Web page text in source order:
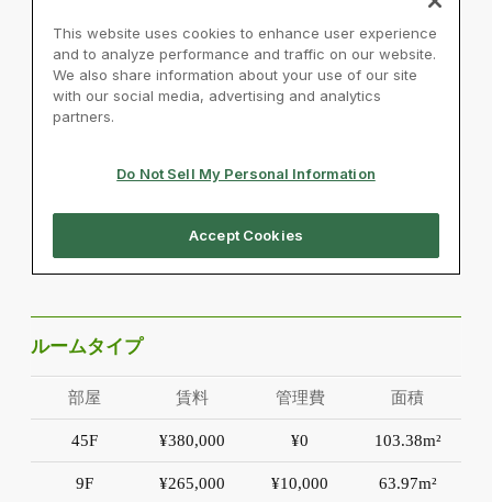
ルームタイプ
部屋 賃料 管理費 面積
45F ¥380,000 ¥0 103.38m²
9F ¥265,000 ¥10,000 63.97m²